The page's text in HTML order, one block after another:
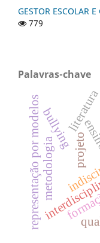
GESTOR ESCOLAR
779
Palavras-chave
literatura
projeto
representação por modelosmetodologia
bullying